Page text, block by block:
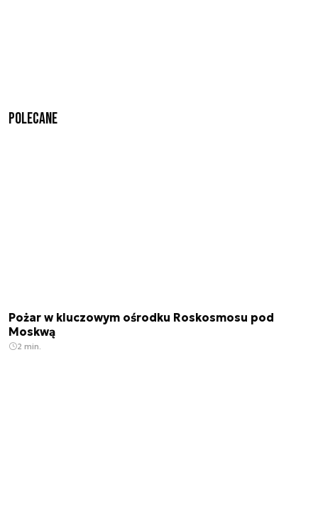
Polecane
Pożar w kluczowym ośrodku Roskosmosu pod
Moskwą
2 min.